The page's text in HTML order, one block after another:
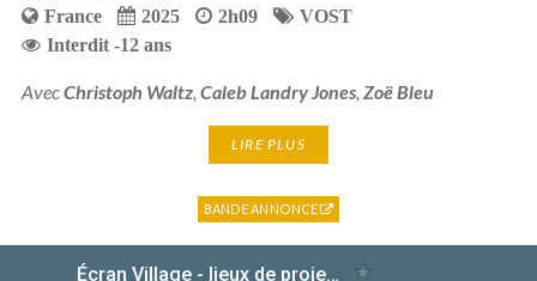
France 2025 2h09
VOST
Interdit -12 ans
AvecChristoph Waltz, Caleb Landry Jones, Zoë Bleu
LIRE PLUS
BANDE ANNONCE